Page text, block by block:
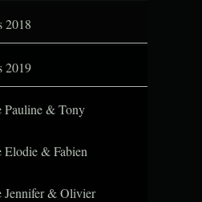
2018
2019
Pauline & Tony
Elodie & Fabien
Jennifer & Olivier